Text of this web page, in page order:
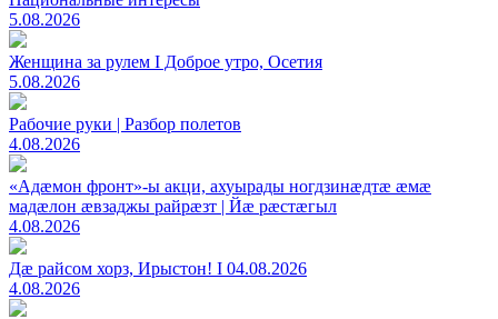
5.08.2026
Женщина за рулем I Доброе утро, Осетия
5.08.2026
Рабочие руки | Разбор полетов
4.08.2026
«Адæмон фронт»-ы акци, ахуырады ногдзинæдтæ æмæ
мадæлон æвзаджы райрæзт | Йæ рæстæгыл
4.08.2026
Дæ райсом хорз, Ирыстон! I 04.08.2026
4.08.2026